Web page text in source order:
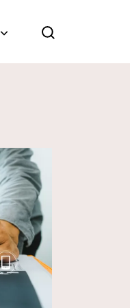
Expand child menu